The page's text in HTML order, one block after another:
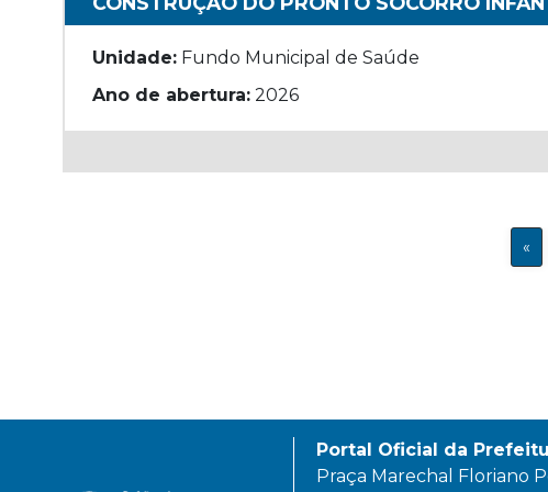
Unidade: Fundo Municipal de Saúde
Ano de abertura: 2026
«
Portal Oficial da
Praça Marechal Floriano